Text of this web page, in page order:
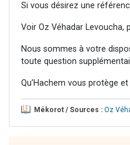
Si vous désirez une
Voir Oz Véhadar Levoucha,
Nous sommes à votre
toute question
Qu’Hachem vous protège
Mékorot / Sources : Oz